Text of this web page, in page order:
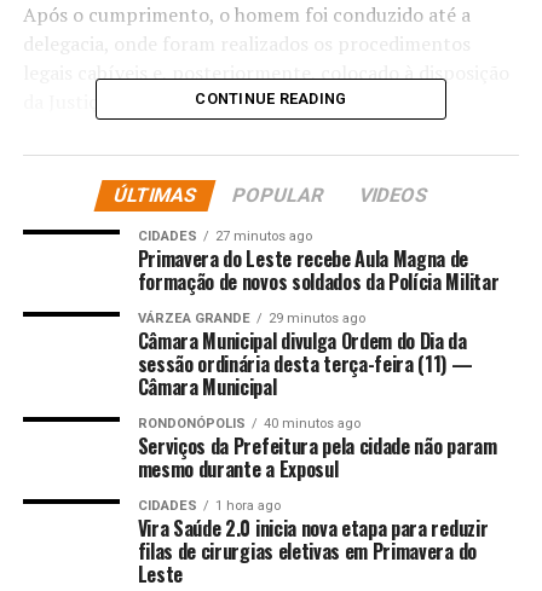
Após o cumprimento, o homem foi conduzido até a
delegacia, onde foram realizados os procedimentos
legais cabíveis e, posteriormente, colocado à disposição
Comentários
RELATED TOPICS: BARRA CARROSSEL
ENTEADA ESTUPRO GARÇAS
HOMEM
POLÍCIA POR PRENDE VULNERÁVEL
UP NEXT
Polícia Militar apreende armas de fogo e 47 porções de
drogas em Sorriso
Acessibilidade na CASACOR SP garante experiência para
CONTINUE READING
ÚLTIMAS POPULAR VIDEOS
CIDADES 27 minutos ago
Primavera do Leste recebe Aula Magna de
formação de novos soldados da Polícia Militar
VÁRZEA GRANDE 29 minutos ago
Câmara Municipal divulga Ordem do Dia da
sessão ordinária desta terça-feira (11) —
Câmara Municipal
RONDONÓPOLIS 40 minutos ago
Serviços da Prefeitura pela cidade não param
mesmo durante a Exposul
CIDADES 1 hora ago
Vira Saúde 2.0 inicia nova etapa para reduzir
filas de cirurgias eletivas em Primavera do
Leste